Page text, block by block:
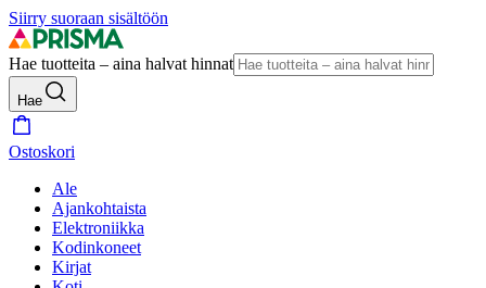
Siirry suoraan sisältöön
Hae tuotteita – aina halvat hinnat
Hae
Ostoskori
Ale
Ajankohtaista
Elektroniikka
Kodinkoneet
Kirjat